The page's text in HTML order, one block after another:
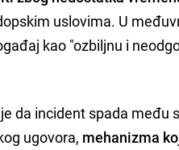
uslovima. U
kao "ozbiljnu i
da incident spada među
ugovora, mehanizma